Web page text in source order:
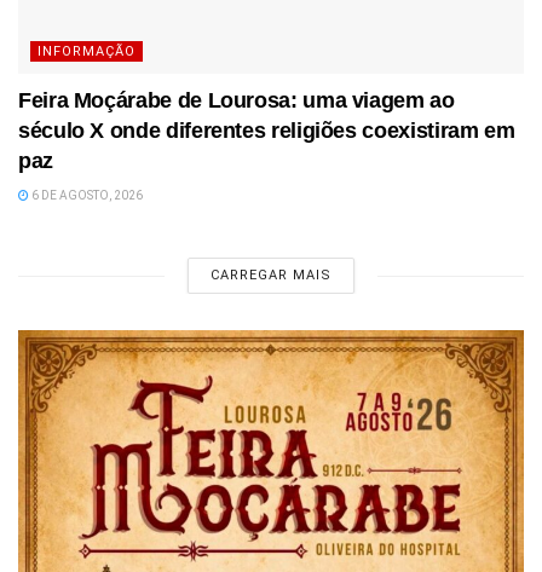
INFORMAÇÃO
Feira Moçárabe de Lourosa: uma viagem ao
século X onde diferentes religiões coexistiram em
paz
6 DE AGOSTO, 2026
CARREGAR MAIS